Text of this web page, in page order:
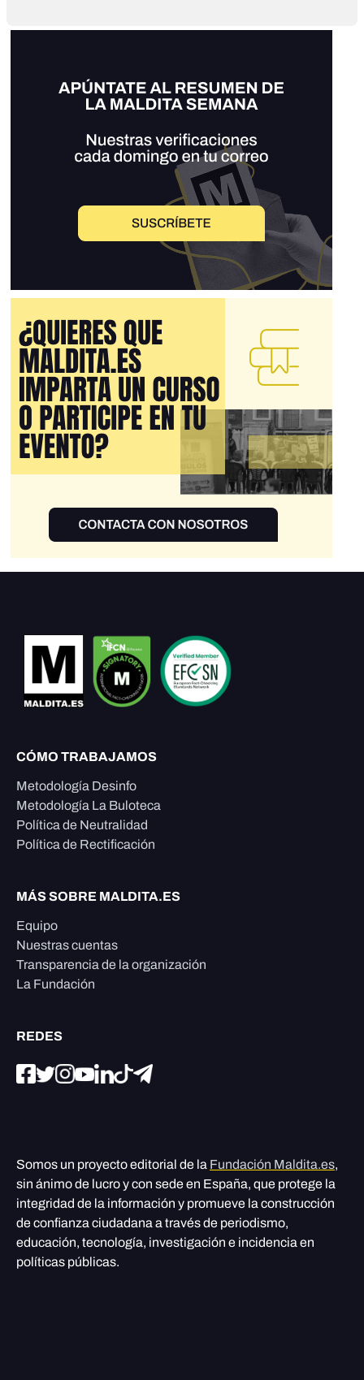
CÓMO TRABAJAMOS
Metodología Desinfo
Metodología La Buloteca
Política de Neutralidad
Política de Rectificación
MÁS SOBRE MALDITA.ES
Equipo
Nuestras cuentas
Transparencia de la organización
La Fundación
REDES
Somos un proyecto editorial de la Fundación Maldita.es,
sin ánimo de lucro y con sede en España, que protege la
integridad de la información y promueve la construcción
de confianza ciudadana a través de periodismo,
educación, tecnología, investigación e incidencia en
políticas públicas.